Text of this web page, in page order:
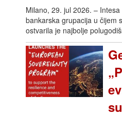
Milano, 29. jul 2026. –
bankarska grupacija u čijem
ostvarila je najbolje